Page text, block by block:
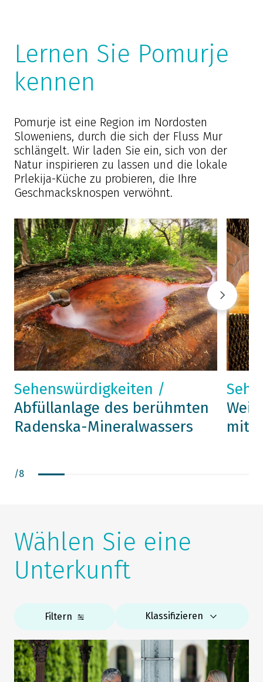
Lernen Sie Pomurje
kennen
Pomurje ist eine Region im Nordosten
Sloweniens, durch die sich der Fluss Mur
schlängelt. Wir laden Sie ein, sich von der
Natur inspirieren zu lassen und die lokale
Prlekija-Küche zu probieren, die Ihre
Geschmacksknospen verwöhnt.
Sehenswürdigkeiten /
Abfüllanlage des berühmten
Radenska-Mineralwassers
mit
/8
Wählen Sie eine
Unterkunft
Filtern Klassifizieren